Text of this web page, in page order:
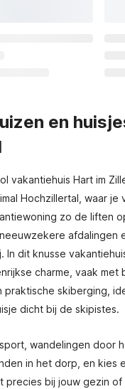
en
vakantiehuis Hart im
Hochzillertal, waar je
zo de liften
afdalingen
In dit knusse
charme, vaak met
skiberging,
dicht bij de skipistes.
wandelingen door
in het dorp, en kies
precies bij jouw gezin